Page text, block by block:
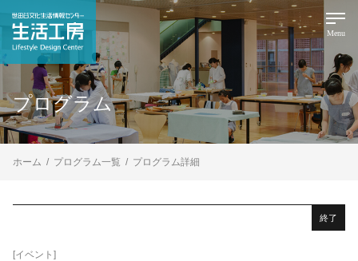
Menu
プログラム
ホーム プログラム一覧 プログラム詳細
終了
[イベント]